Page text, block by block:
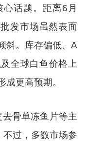
话题。距离6月
发市场虽然表面
斜。库存偏低、A
全球白鱼价格上
更高预期。
骨单冻鱼片等主
过，多数市场参